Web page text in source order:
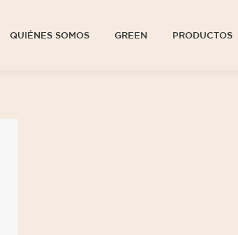
QUIÉNES SOMOS GREEN PRODUCTOS